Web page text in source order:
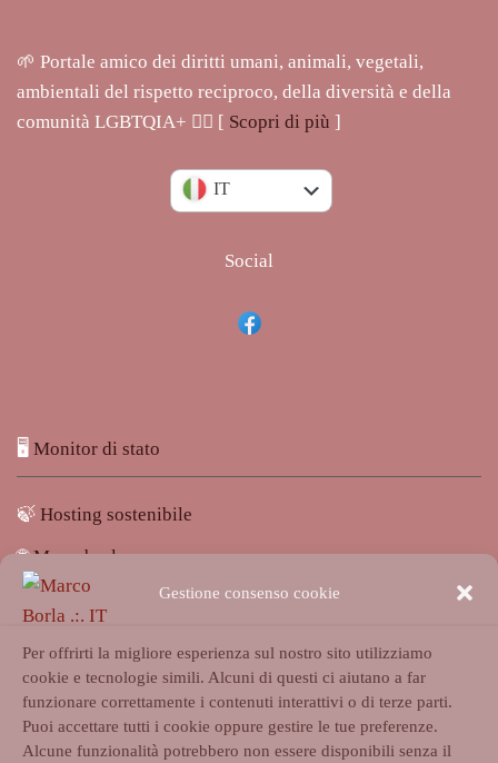
Gestione consenso cookie
Per offrirti la migliore esperienza sul nostro sito utilizziamo
cookie e tecnologie simili. Alcuni di questi ci aiutano a far
funzionare correttamente i contenuti interattivi o di terze parti.
Puoi accettare tutti i cookie oppure gestire le tue preferenze.
Alcune funzionalità potrebbero non essere disponibili senza il
🌱 Portale amico dei diritti umani, animali, vegetali,
ambientali del rispetto reciproco, della diversità e della
comunità LGBTQIA+ 🏳️‍🌈 [ Scopri di più ]
EN
IT
Social
🖥️ Monitor di stato
🍃 Hosting sostenibile
🌐Marcoborla.com
Segnala un problema
Accedi